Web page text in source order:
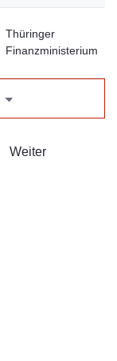
Thüringer
Finanzministerium
Weiter